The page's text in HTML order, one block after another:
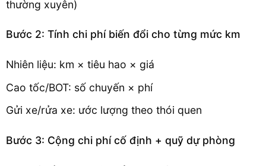
thường xuyên)
Bước 2: Tính chi phí biến đổi cho từng mức km
Nhiên liệu: km × tiêu hao × giá
Cao tốc/BOT: số chuyến × phí
Gửi xe/rửa xe: ước lượng theo thói quen
Bước 3: Cộng chi phí cố định + quỹ dự phòng